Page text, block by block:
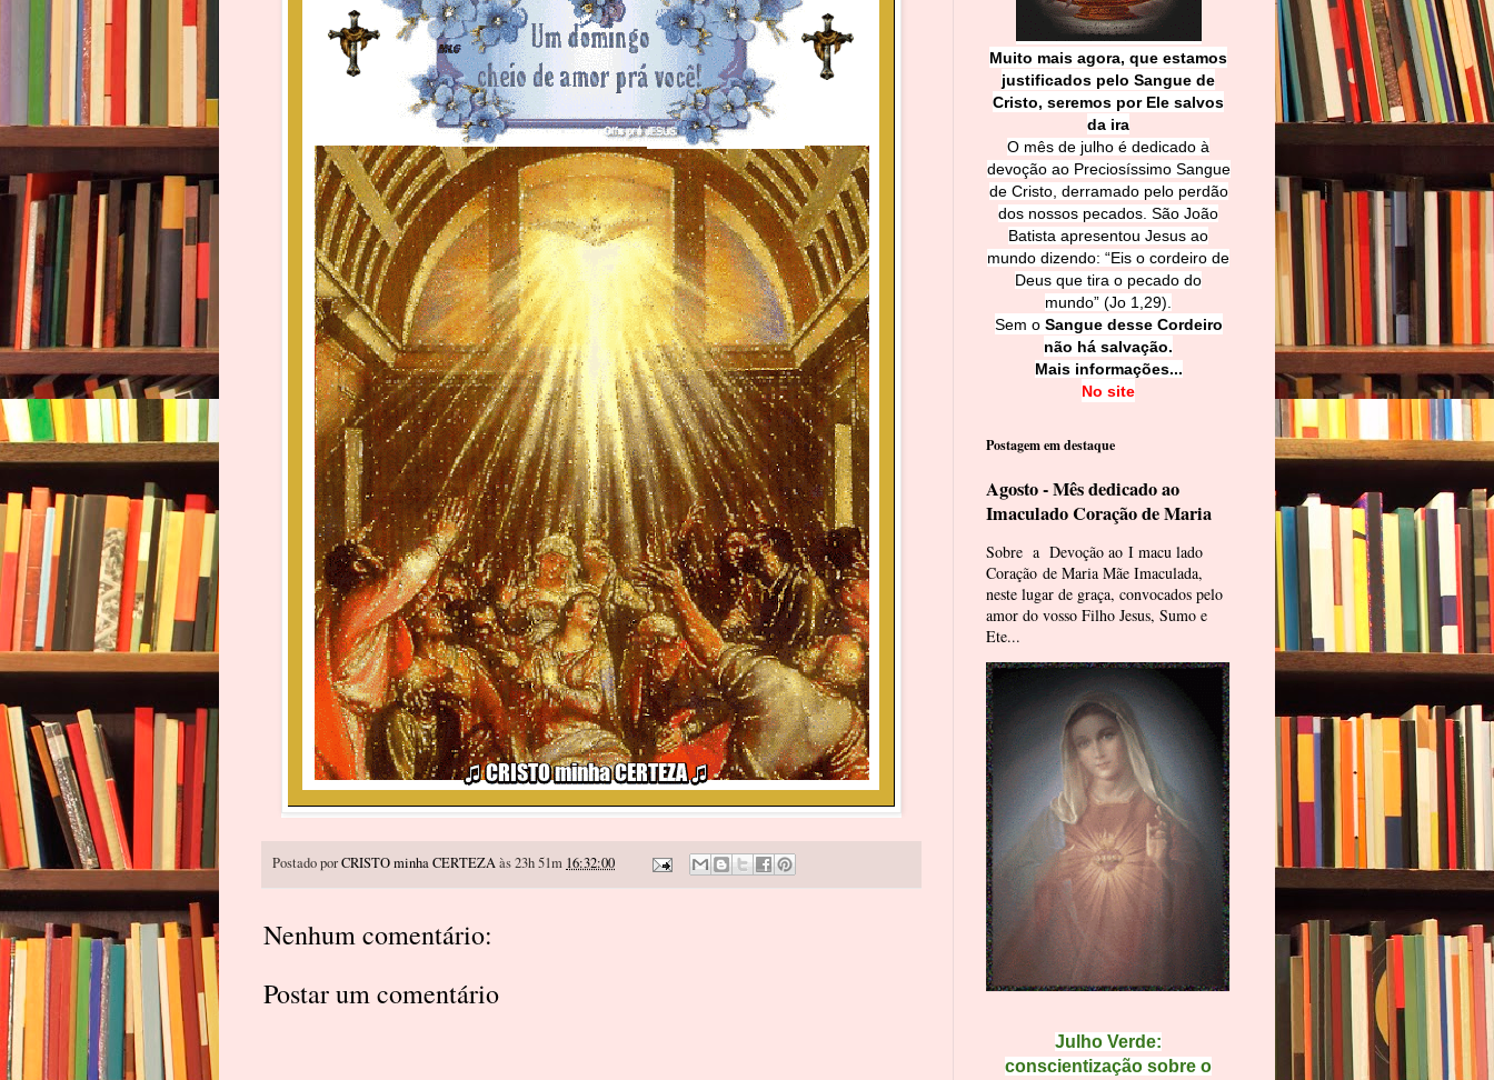
Postado porCRISTO minha CERTEZAàs 23h 51m 16:32:00
Nenhum comentário:
Postar um comentário
Muito mais agora, que estamos
justificados pelo Sangue de
Cristo, seremos por Ele salvos
da ira
O mês de julho é dedicado à
devoção ao Preciosíssimo Sangue
de Cristo, derramado pelo perdão
dos nossos pecados. São João
Batista apresentou Jesus ao
mundo dizendo: “Eis o cordeiro de
Deus que tira o pecado do
mundo” (Jo 1,29).
Sem o Sangue desse Cordeiro
não há salvação.
Mais informações...
No site
Postagem em destaque
Agosto - Mês dedicado ao
Imaculado Coração de Maria
Sobre a Devoção ao I macu lado
Coração de Maria Mãe Imaculada,
neste lugar de graça, convocados pelo
amor do vosso Filho Jesus, Sumo e
Ete...
Julho Verde:
conscientização sobre o